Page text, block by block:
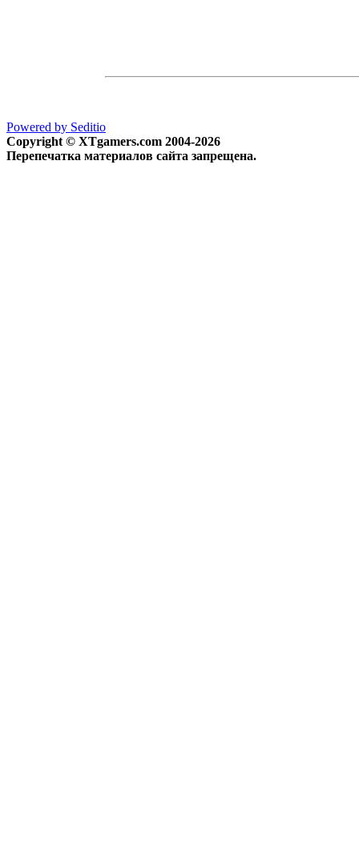
Powered by Seditio
Copyright © XTgamers.com 2004-2026
Перепечатка материалов сайта запрещена.